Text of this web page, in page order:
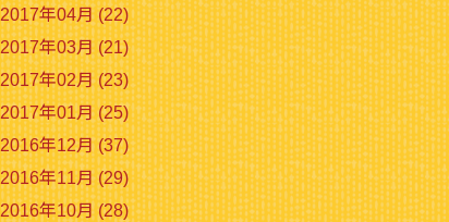
2017年04月 (22)
2017年03月 (21)
2017年02月 (23)
2017年01月 (25)
2016年12月 (37)
2016年11月 (29)
2016年10月 (28)